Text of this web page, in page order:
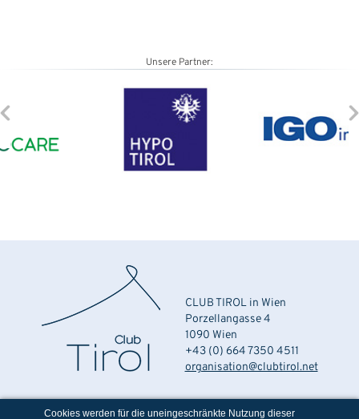
Unsere Partner:
CLUB TIROL in Wien
Porzellangasse 4
1090 Wien
+43 (0) 664 7350 4511
organisation@clubtirol.net
Cookies werden für die uneingeschränkte Nutzung dieser